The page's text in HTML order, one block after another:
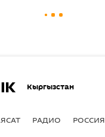
Кыргызстан
РАДИО РОССИЯ